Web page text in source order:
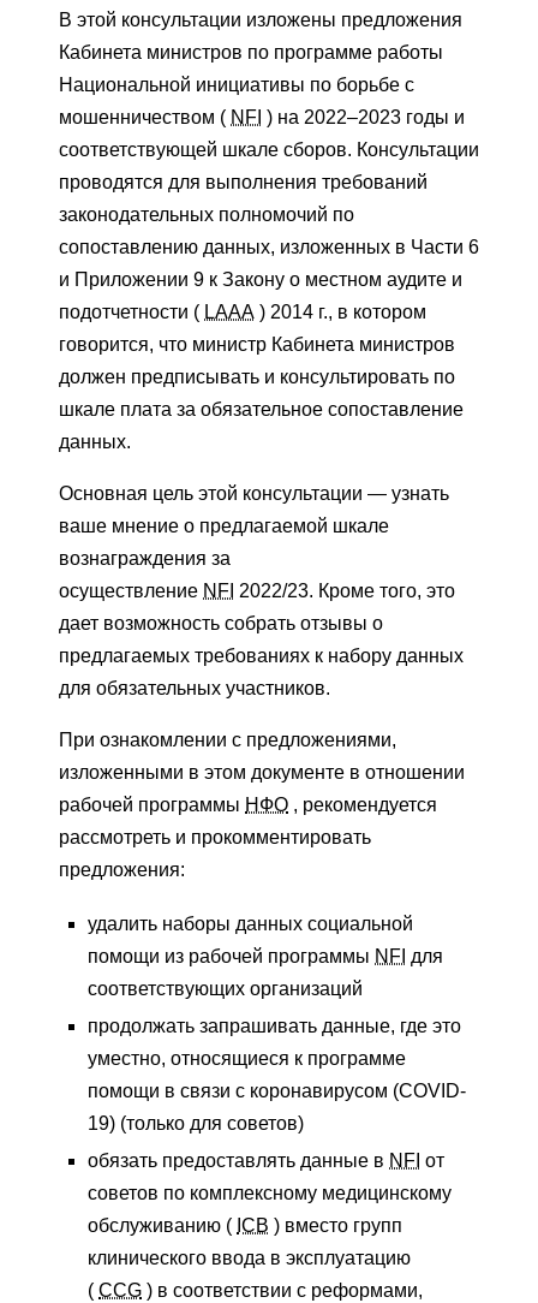
В этой консультации изложены предложения
Кабинета министров по программе работы
Национальной инициативы по борьбе с
мошенничеством ( NFI ) на 2022–2023 годы и
соответствующей шкале сборов. Консультации
проводятся для выполнения требований
законодательных полномочий по
сопоставлению данных, изложенных в Части 6
и Приложении 9 к Закону о местном аудите и
подотчетности ( LAAA ) 2014 г., в котором
говорится, что министр Кабинета министров
должен предписывать и консультировать по
шкале плата за обязательное сопоставление
данных.
Основная цель этой консультации — узнать
ваше мнение о предлагаемой шкале
вознаграждения за
осуществление NFI 2022/23. Кроме того, это
дает возможность собрать отзывы о
предлагаемых требованиях к набору данных
для обязательных участников.
При ознакомлении с предложениями,
изложенными в этом документе в отношении
рабочей программы НФО , рекомендуется
рассмотреть и прокомментировать
предложения:
удалить наборы данных социальной
помощи из рабочей программы NFI для
соответствующих организаций
продолжать запрашивать данные, где это
уместно, относящиеся к программе
помощи в связи с коронавирусом (COVID-
19) (только для советов)
обязать предоставлять данные в NFI от
советов по комплексному медицинскому
обслуживанию ( ICB ) вместо групп
клинического ввода в эксплуатацию
( CCG ) в соответствии с реформами,